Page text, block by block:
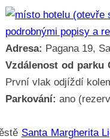
podrobnými popisy a
Adresa: Pagana 19,
Vzdálenost od parku
První vlak odjíždí
Parkování: ano
Santa Margherita